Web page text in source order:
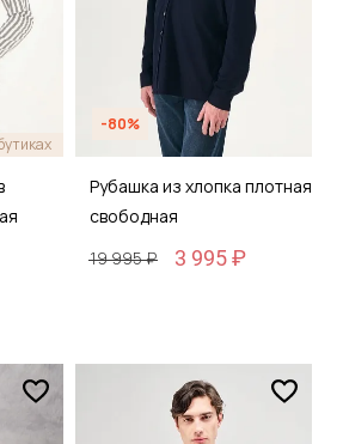
-80%
Рубашка из хлопка плотная
свободная
19 995 ₽
3 995 ₽